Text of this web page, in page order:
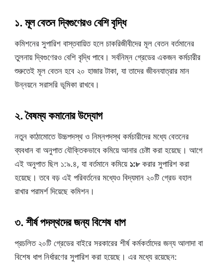
১. মূল বেতন দ্বিগুণেরও বেশি বৃদ্ধি
কমিশনের সুপারিশ বাস্তবায়িত হলে চাকরিজীবীদের মূল বেতন বর্তমানের
তুলনায় দ্বিগুণেরও বেশি বৃদ্ধি পাবে। সর্বনিম্ন গ্রেডের একজন কর্মচারীর
শুরুতেই মূল বেতন হবে ২০ হাজার টাকা, যা তাদের জীবনযাত্রার মান
উন্নয়নে সরাসরি ভূমিকা রাখবে।
২. বৈষম্য কমানোর উদ্যোগ
নতুন কাঠামোতে উচ্চপদস্থ ও নিম্নপদস্থ কর্মচারীদের মধ্যে বেতনের
ব্যবধান বা অনুপাত যৌক্তিকভাবে কমিয়ে আনার চেষ্টা করা হয়েছে। আগে
এই অনুপাত ছিল ১:৯.৪, যা বর্তমানে কমিয়ে ১:৮করার সুপারিশ করা
হয়েছে। তবে বড় এই পরিবর্তনের মধ্যেও বিদ্যমান ২০টি গ্রেড বহাল
রাখার পরামর্শ দিয়েছে কমিশন।
৩. শীর্ষ পদস্থদের জন্য বিশেষ ধাপ
প্রচলিত ২০টি গ্রেডের বাইরে সরকারের শীর্ষ কর্মকর্তাদের জন্য আলাদা বা
বিশেষ ধাপ নির্ধারণের সুপারিশ করা হয়েছে। এর মধ্যে রয়েছেন: